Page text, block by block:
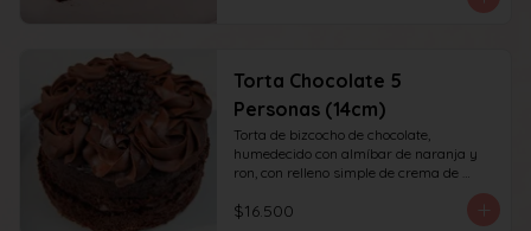
Torta Chocolate 5
Personas (14cm)
Torta de bizcocho de chocolate,
humedecido con almíbar de naranja y
ron, con relleno simple de crema de
ganache de chocolate. Recomendada
$16.500